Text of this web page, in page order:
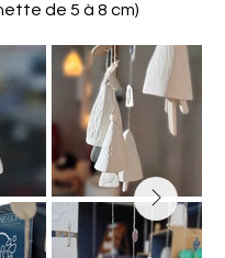
de 5 à 8 cm)